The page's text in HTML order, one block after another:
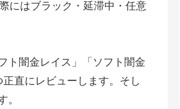
にはブラック・延滞中・任意
ト闇金レイス」「ソフト闇金
直にレビューします。そし
。